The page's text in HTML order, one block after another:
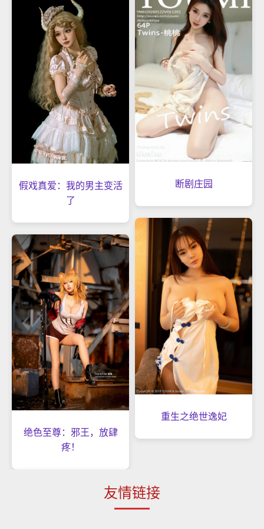
假戏真爱：我的男主变活
了
绝色至尊：邪王，放肆
疼！
断剧庄园
重生之绝世逸妃
友情链接